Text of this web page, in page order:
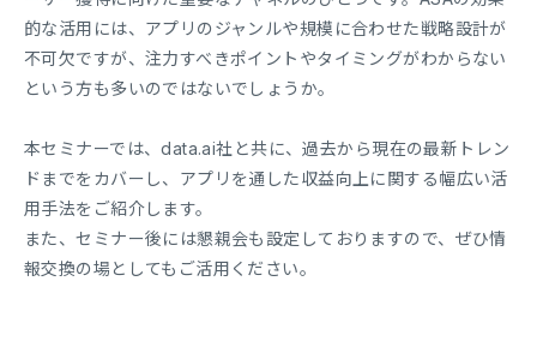
的な活用には、アプリのジャンルや規模に合わせた戦略設計が
不可欠ですが、注力すべきポイントやタイミングがわからない
という方も多いのではないでしょうか。
本セミナーでは、data.ai社と共に、過去から現在の最新トレン
ドまでをカバーし、アプリを通した収益向上に関する幅広い活
用手法をご紹介します。
また、セミナー後には懇親会も設定しておりますので、ぜひ情
報交換の場としてもご活用ください。